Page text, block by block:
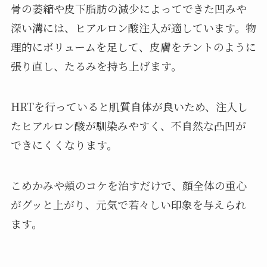
骨の萎縮や皮下脂肪の減少によってできた凹みや
深い溝には、ヒアルロン酸注入が適しています。物
理的にボリュームを足して、皮膚をテントのように
張り直し、たるみを持ち上げます。
HRTを行っていると肌質自体が良いため、注入し
たヒアルロン酸が馴染みやすく、不自然な凸凹が
できにくくなります。
こめかみや頬のコケを治すだけで、顔全体の重心
がグッと上がり、元気で若々しい印象を与えられ
ます。